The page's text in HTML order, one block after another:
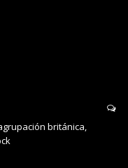
británica,